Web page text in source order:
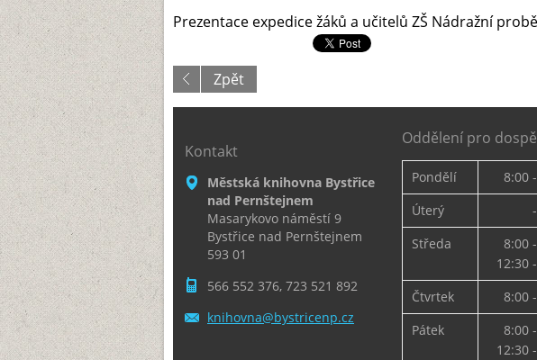
Prezentace expedice žáků a učitelů ZŠ Nádražní
Zpět
Kontakt
Městská knihovna Bystřice
nad Pernštejnem
Masarykovo náměstí 9
Bystřice nad Pernštejnem
593 01
566 552 376, 723 521 892
knihovna@bystricenp.cz
Oddělení pro
Pondělí
8:00
Úterý
-
Středa
8:00
12:30
Čtvrtek
8:00
Pátek
8:00
12:30